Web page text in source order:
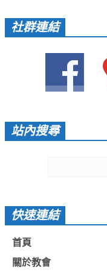
活動影音
活動影音_2026年
活動影音_2025年
活動影音_2023年
活動影音_2019年
活動影音_2017年
社群連結
站內搜尋
快速連結
首頁
關於教會